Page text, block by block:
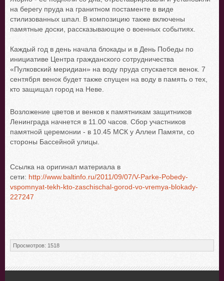
на берегу пруда на гранитном постаменте в виде
стилизованных шпал. В композицию также включены
памятные доски, рассказывающие о военных событиях.
Каждый год в день начала блокады и в День Победы по
инициативе Центра гражданского сотрудничества
«Пулковский меридиан» на воду пруда спускается венок. 7
сентября венок будет также спущен на воду в память о тех,
кто защищал город на Неве.
Возложение цветов и венков к памятникам защитников
Ленинграда начнется в 11.00 часов. Сбор участников
памятной церемонии - в 10.45 МСК у Аллеи Памяти, со
стороны Бассейной улицы.
Ссылка на оригинал материала в
сети: http://www.baltinfo.ru/2011/09/07/V-Parke-Pobedy-
vspomnyat-tekh-kto-zaschischal-gorod-vo-vremya-blokady-
227247
Просмотров: 1518